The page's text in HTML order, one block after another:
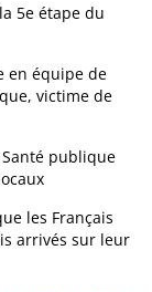
5e étape du
en équipe de
victime de
publique
les Français
arrivés sur leur